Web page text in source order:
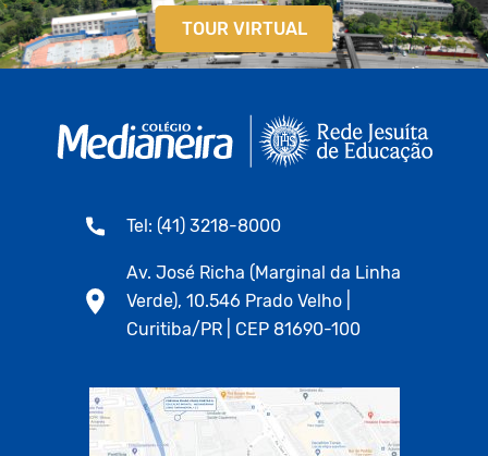
TOUR VIRTUAL
Tel: (41) 3218-8000
Av. José Richa (Marginal da Linha
Verde), 10.546 Prado Velho |
Curitiba/PR | CEP 81690-100